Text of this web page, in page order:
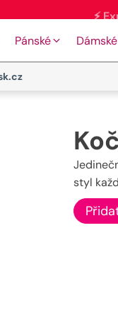
Pánské Dámské
styl